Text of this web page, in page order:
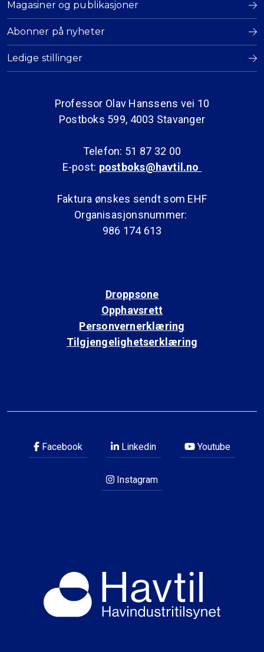
Magasiner og publikasjoner
Abonner på nyheter
Ledige stillinger
Professor Olav Hanssens vei 10
Postboks 599, 4003 Stavanger
Telefon: 51 87 32 00
E-post: postboks@havtil.no
Faktura ønskes sendt som EHF
Organisasjonsnummer:
986 174 613
Droppsone
Opphavsrett
Personvernerklæring
Tilgjengelighetserklæring
Facebook Linkedin Youtube
Instagram